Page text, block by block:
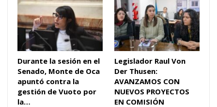
Durante la sesión en el
Senado, Monte de Oca
apuntó contra la
gestión de Vuoto por
la…
Legislador Raul Von
Der Thusen:
AVANZAMOS CON
NUEVOS PROYECTOS
EN COMISIÓN